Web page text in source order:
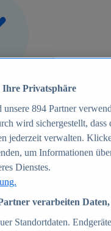
39.000 Online-Shops
Privatsphäre
unsere 894 Partner
wird sichergestellt,
jederzeit verwalten.
um Informationen
Dienstes.
verarbeiten
Standortdaten.